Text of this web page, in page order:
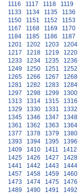
1116 1117 1118 1119
1133
1134 1135 1136
1150
1151 1152 1153
1167
1168 1169 1170
1184
1185 1186 1187
1201
1202 1203 1204
1217
1218 1219 1220
1233
1234 1235 1236
1249
1250 1251 1252
1265
1266 1267 1268
1281
1282 1283 1284
1297
1298 1299 1300
1313
1314 1315 1316
1329
1330 1331 1332
1345
1346 1347 1348
1361
1362 1363 1364
1377
1378 1379 1380
1393
1394 1395 1396
1409
1410 1411 1412
1425
1426 1427 1428
1441
1442 1443 1444
1457
1458 1459 1460
1473
1474 1475 1476
1489
1490 1491 1492